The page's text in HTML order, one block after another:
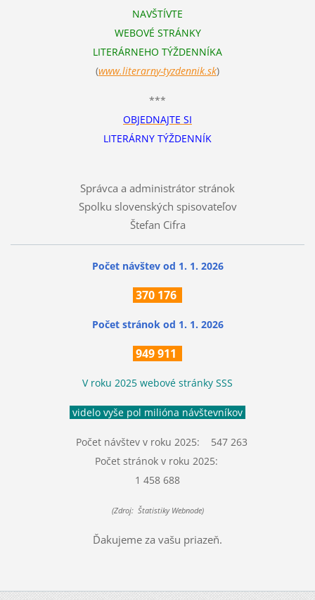
NAVŠTÍVTE
WEBOVÉ STRÁNKY
LITERÁRNEHO TÝŽDENNÍKA
(www.literarny-tyzdennik.sk)
***
OBJEDNAJTE SI
LITERÁRNY TÝŽDENNÍK
Správca a administrátor stránok
Spolku slovenských spisovateľov
Štefan Cifra
Počet návštev od 1. 1. 2026
370 176
Počet stránok od 1. 1. 2026
949 911
V roku 2025 webové stránky SSS
videlo vyše pol milióna návštevníkov
Počet návštev v roku 2025: 547 263
Počet stránok v roku 2025:
1 458 688
(Zdroj: Štatistiky Webnode)
Ďakujeme za vašu priazeň.